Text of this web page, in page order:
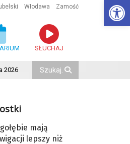
Włodawa Zamość
SŁUCHAJ
2026
mają
lepszy niż